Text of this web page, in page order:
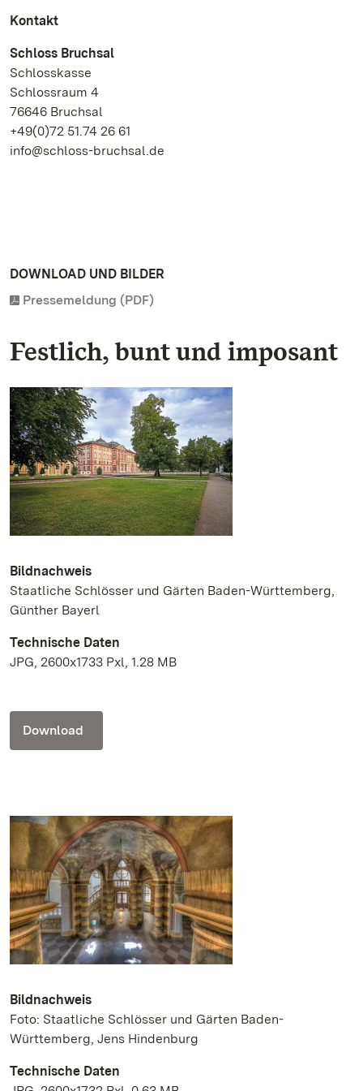
Kontakt
Schloss Bruchsal
Schlosskasse
Schlossraum 4
76646 Bruchsal
+49(0)72 51.74 26 61
info@schloss-bruchsal.de
DOWNLOAD UND BILDER
Pressemeldung (PDF)
Festlich, bunt und imposant
Bildnachweis
Staatliche Schlösser und Gärten Baden-Württemberg,
Günther Bayerl
Technische Daten
JPG, 2600x1733 Pxl, 1.28 MB
Download
Bildnachweis
Foto: Staatliche Schlösser und Gärten Baden-
Württemberg, Jens Hindenburg
Technische Daten